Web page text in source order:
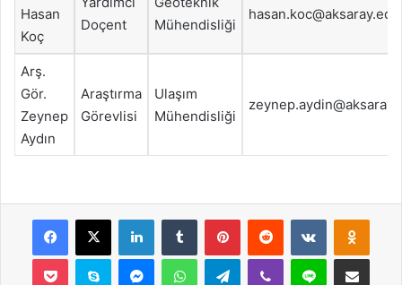
Hasan
Koç
Doçent
Mühendisliği
Arş.
Gör.
Zeynep
Aydın
Araştırma
Görevlisi
Ulaşım
Mühendisliği
Facebook
X LinkedInTumblr PinterestReddit VKontakte
Pocket Skype MessengerWhatsAppTelegramViber Line E-Posta ile